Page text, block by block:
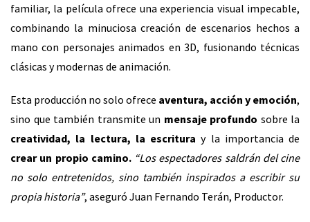
familiar, la película ofrece una experiencia visual impecable,
combinando la minuciosa creación de escenarios hechos a
mano con personajes animados en 3D, fusionando técnicas
clásicas y modernas de animación.
Esta producción no solo ofrece aventura, acción y emoción,
sino que también transmite un mensaje profundo sobre la
creatividad, la lectura, la escritura y la importancia de
crear un propio camino. “Los espectadores saldrán del cine
no solo entretenidos, sino también inspirados a escribir su
propia historia”, aseguró Juan Fernando Terán, Productor.